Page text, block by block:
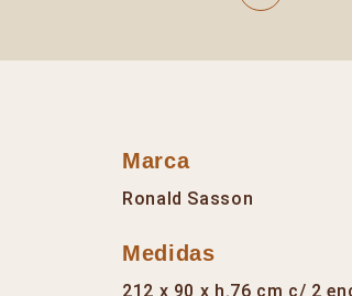
Marca
Ronald Sasson
Medidas
212 x 90 x h.76 cm c/ 2